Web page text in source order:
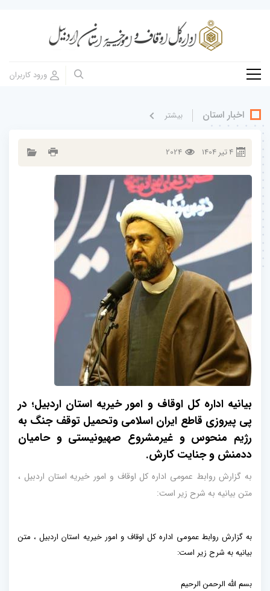
اخبار استان بيشتر
4تير 1404
2024
بیانیه اداره کل اوقاف و امور خیریه استان اردبیل؛ در
پی پیروزی قاطع ایران اسلامی وتحمیل توقف جنگ به
رژیم منحوس و غیرمشروع صهیونیستی و حامیان
ددمنش و جنایت کارش.
به گزارش روابط عمومی اداره کل اوقاف و امور خیریه استان اردبیل ،
متن بیانیه به شرح زیر است:
به گزارش روابط عمومی اداره کل اوقاف و امور خیریه استان اردبیل ، متن
بیانیه به شرح زیر است:
بسم الله الرحمن الرحیم